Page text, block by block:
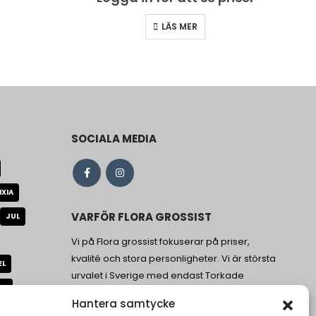
Hantera samtycke
LÄS MER
JUL
SOCIALA MEDIA
VARFÖR FLORA GROSSIST
Vi på Flora grossist fokuserar på priser,
kvalité och stora personligheter. Vi är största
urvalet i Sverige med endast Torkade